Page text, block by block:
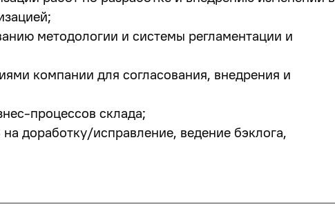
методологии и системы регламентации и
компании для согласования, внедрения и
процессов склада;
доработку/исправление, ведение бэклога,